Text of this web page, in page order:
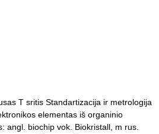
T sritis Standartizacija ir metrologija
elementas iš organinio
angl. biochip vok. Biokristall, m rus.